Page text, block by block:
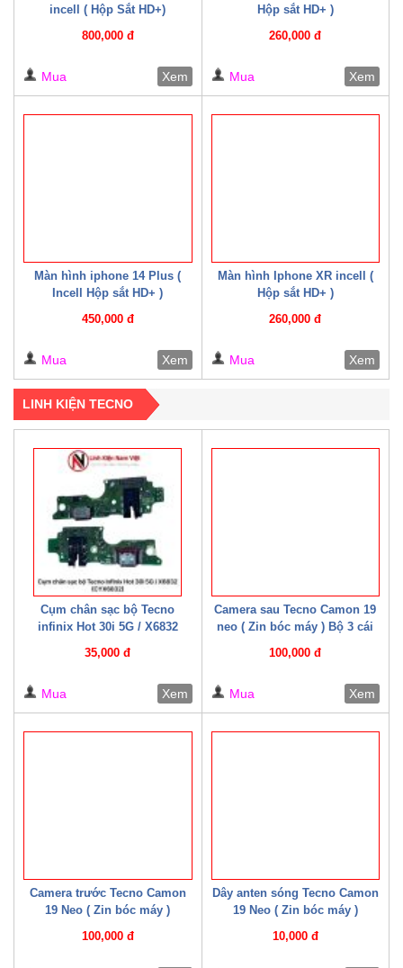
incell ( Hộp Sắt HD+)
800,000 đ
Mua Xem
Hộp sắt HD+ )
260,000 đ
Mua Xem
Màn hình iphone 14 Plus (
Incell Hộp sắt HD+ )
450,000 đ
Mua Xem
Màn hình Iphone XR incell (
Hộp sắt HD+ )
260,000 đ
Mua Xem
LINH KIỆN TECNO
Cụm chân sạc bộ Tecno
infinix Hot 30i 5G / X6832
35,000 đ
Mua Xem
Camera sau Tecno Camon 19
neo ( Zin bóc máy ) Bộ 3 cái
100,000 đ
Mua Xem
Camera trước Tecno Camon
19 Neo ( Zin bóc máy )
100,000 đ
Dây anten sóng Tecno Camon
19 Neo ( Zin bóc máy )
10,000 đ